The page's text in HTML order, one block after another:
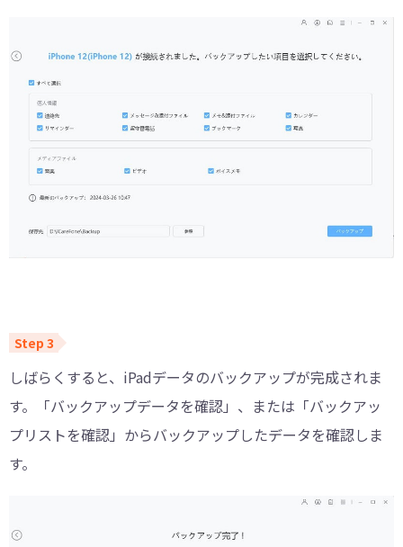
しばらくすると、iPadデータのバックアップが完成されま
す。「バックアップデータを確認」、または「バックアッ
プリストを確認」からバックアップしたデータを確認しま
す。